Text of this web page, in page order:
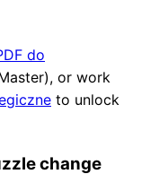
do
or work
to unlock
change